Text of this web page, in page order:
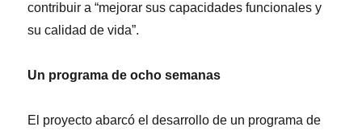
contribuir a “mejorar sus capacidades funcionales y
su calidad de vida”.
Un programa de ocho semanas
El proyecto abarcó el desarrollo de un programa de